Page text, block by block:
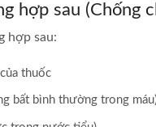
hợp sau (Chống
hợp sau:
thuốc
bất bình thường trong